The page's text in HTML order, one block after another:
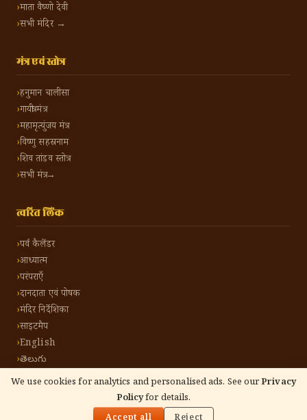
We use cookies for analytics and personalised ads. See ourPrivacy
Policyfor details.
माता वैष्णो देवी
सभी मंदिर →
मंत्र एवं स्तोत्र
हनुमान चालीसा
गायत्री मंत्र
महामृत्युंजय मंत्र
विष्णु सहस्रनाम
शिव तांडव स्तोत्र
सभी मंत्र →
त्वरित लिंक
पर्व कैलेंडर
आध्यात्म
परंपराएँ
दानदाता एवं पोषक
मंदिर निर्देशिका
साइटमैप
English
తెలుగు
हिंदू टोन हिंदी। सर्वाधिकार सुरक्षित। गोपनीयता नीति